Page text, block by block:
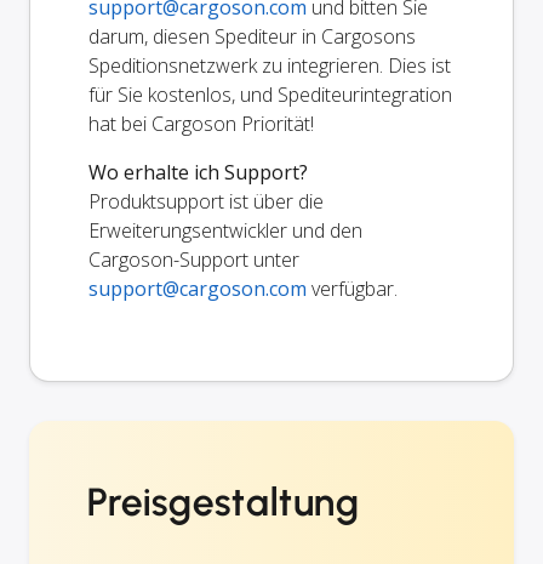
support@cargoson.com und bitten Sie
darum, diesen Spediteur in Cargosons
Speditionsnetzwerk zu integrieren. Dies ist
für Sie kostenlos, und Spediteurintegration
hat bei Cargoson Priorität!
Wo erhalte ich Support?
Produktsupport ist über die
Erweiterungsentwickler und den
Cargoson-Support unter
support@cargoson.com verfügbar.
Preisgestaltung